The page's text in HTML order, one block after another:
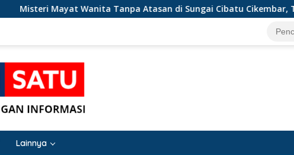
Misteri Mayat Wanita Tanpa Atasan di Sungai Cibatu Cikembar, Tak
Lainnya